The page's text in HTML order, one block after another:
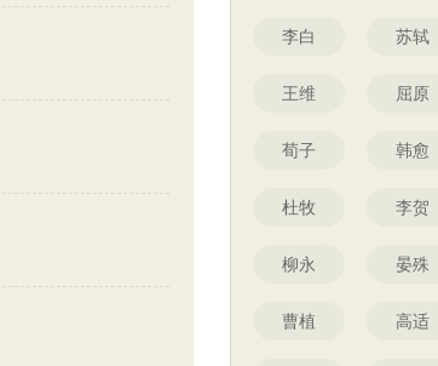
李白 苏轼
王维 屈原
荀子 韩愈
杜牧 李贺
柳永 晏殊
曹植 高适